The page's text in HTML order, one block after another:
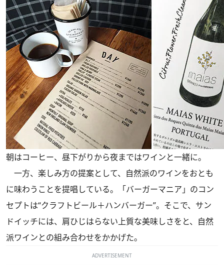
朝はコーヒー、昼下がりから夜まではワインと一緒に。
一方、楽しみ方の提案として、自然派のワインをおとも
に味わうことを提唱している。「バーガーマニア」のコン
セプトは“クラフトビール＋ハンバーガー”。そこで、サン
ドイッチには、肩ひじはらない上質な美味しさをと、自然
派ワインとの組み合わせをかかげた。
ADVERTISEMENT